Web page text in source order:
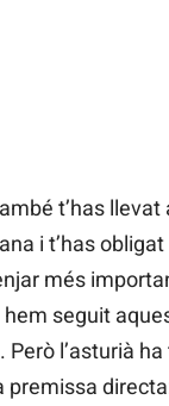
t’has llevat
i t’has
més
seguit
l’asturià
premissa